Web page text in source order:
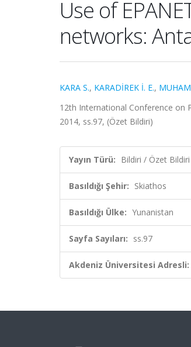
Use of
networks:
KARA S., KARADİREK İ. E.,
12th International Conference on
2014, ss.97, (Özet Bildiri)
Yayın Türü: Bildiri / Özet Bildiri
Basıldığı Şehir: Skiathos
Basıldığı Ülke: Yunanistan
Sayfa Sayıları: ss.97
Akdeniz Üniversitesi Adresli: